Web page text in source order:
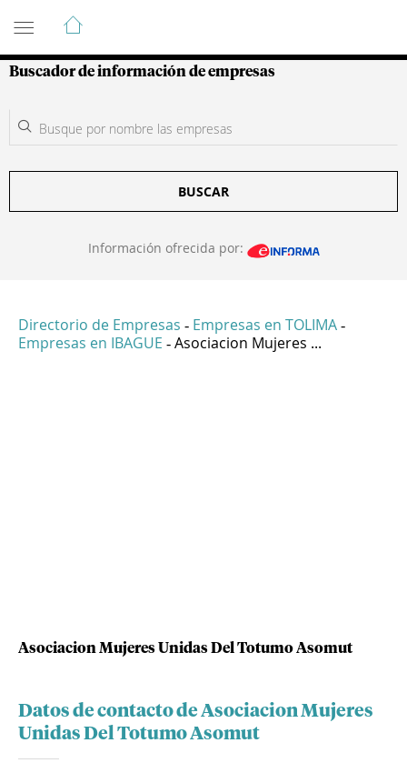
Guía de Empresas Colombianas
Buscador de información de empresas
BUSCAR
Información ofrecida por:
Directorio de Empresas - Empresas en TOLIMA -
Empresas en IBAGUE - Asociacion Mujeres ...
Asociacion Mujeres Unidas Del Totumo Asomut
Datos de contacto de Asociacion Mujeres
Unidas Del Totumo Asomut